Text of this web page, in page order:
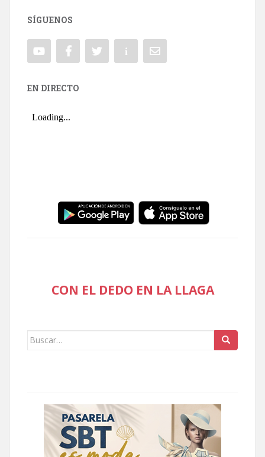
SÍGUENOS
EN DIRECTO
CON EL DEDO EN LA LLAGA
Buscar: